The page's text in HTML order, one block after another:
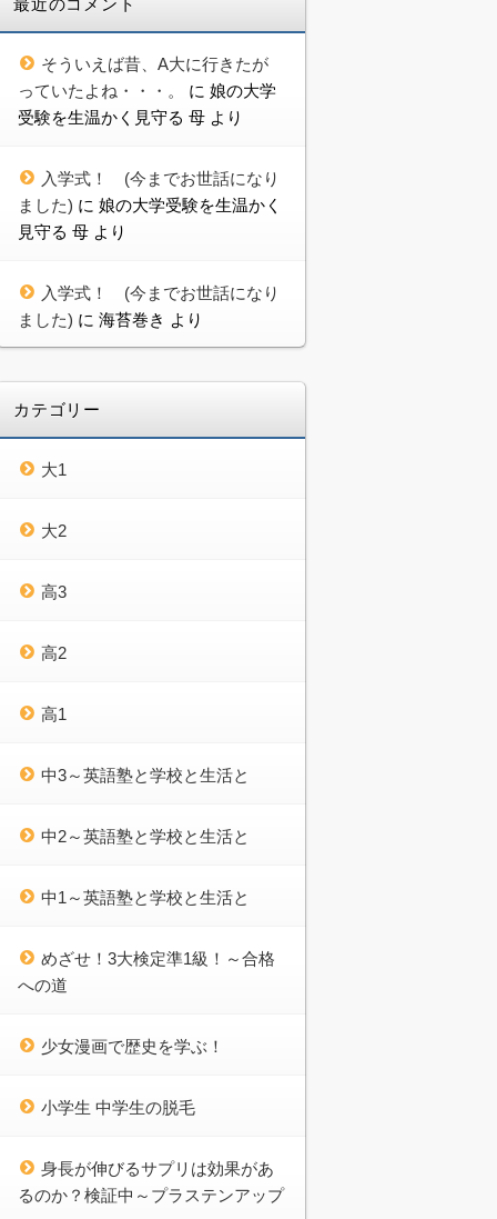
最近のコメント
そういえば昔、A大に行きたが
っていたよね・・・。
に 娘の大学
受験を生温かく見守る 母 より
入学式！ (今までお世話になり
ました) に 娘の大学受験を生温かく
見守る 母 より
入学式！ (今までお世話になり
ました) に 海苔巻き より
カテゴリー
大1
大2
高3
高2
高1
中3～英語塾と学校と生活と
中2～英語塾と学校と生活と
中1～英語塾と学校と生活と
めざせ！3大検定準1級！～合格
への道
少女漫画で歴史を学ぶ！
小学生 中学生の脱毛
身長が伸びるサプリは効果があ
るのか？検証中～プラステンアップ